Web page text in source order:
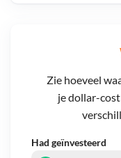
Zie hoeveel
je dollar-
Had geïnvesteerd